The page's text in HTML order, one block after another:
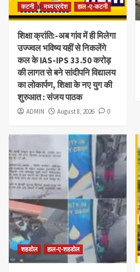
कटनी मध्य प्रदेश हाल -ए-कटनी
शिक्षा क्रांति:-अब गांव में ही मिलेगा
उज्ज्वल भविष्य यहीं से निकलेंगे
कल के IAS-IPS 33.50 करोड़
की लागत से बने सांदीपनि विद्यालय
का लोकार्पण, शिक्षा के नए युग की
शुरुआत : संजय पाठक
ADMIN August 8, 2026 0
शहडोल हाल-ए-शहडोल